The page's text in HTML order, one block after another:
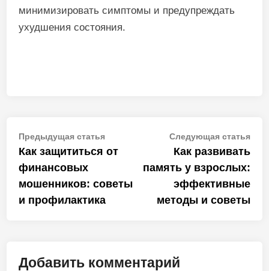
минимизировать симптомы и предупреждать
ухудшения состояния.
Навигация
по
записям
Предыдущая статьяПредыдущая
статья:
Как защититься от
финансовых
мошенников: советы
и профилактика
Следующая статья
Как развивать
память у взрослых:
эффективные
методы и советы
Добавить комментарий